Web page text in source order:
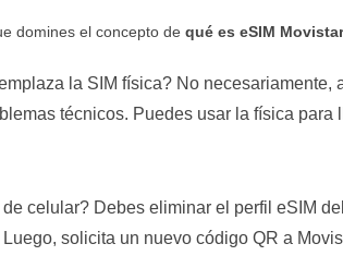
domines el concepto de qué es eSIM Movistar
la SIM física? No necesariamente,
técnicos. Puedes usar la física para
celular? Debes eliminar el perfil eSIM
solicita un nuevo código QR a